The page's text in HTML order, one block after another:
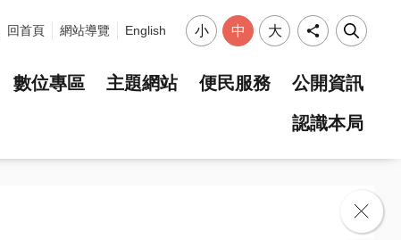
選單
回首頁 網站導覽 English 小 中 大
數位專區 主題網站 便民服務 公開資訊
認識本局